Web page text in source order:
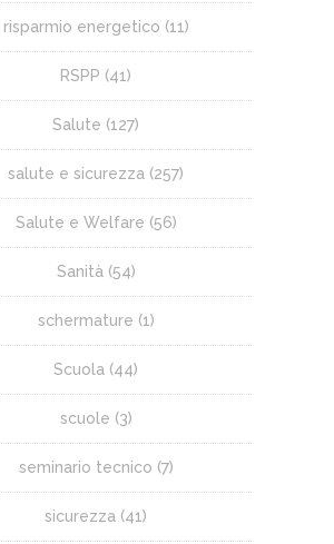
risparmio energetico (11)
RSPP (41)
Salute (127)
salute e sicurezza (257)
Salute e Welfare (56)
Sanità (54)
schermature (1)
Scuola (44)
scuole (3)
seminario tecnico (7)
sicurezza (41)